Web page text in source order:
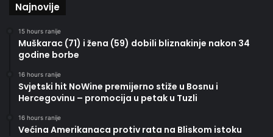
Najnovije
15 hours ranije
Muškarac (71) i žena (59) dobili bliznakinje nakon 34
godine borbe
16 hours ranije
Svjetski hit NoWine premijerno stiže u Bosnu i
Hercegovinu – promocija u petak u Tuzli
16 hours ranije
Većina Amerikanaca protiv rata na Bliskom istoku